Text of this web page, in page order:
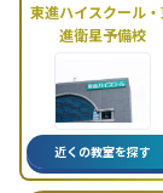
東進ハイスクール
進衛星予備校
近くの教室を探す